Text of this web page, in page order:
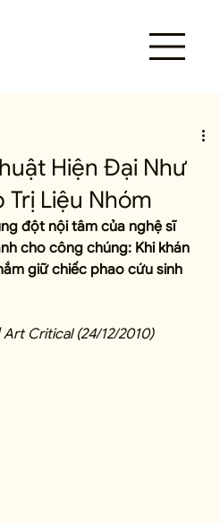
Hiện Đại Như
Trị Liệu Nhóm
đột nội tâm của nghệ sĩ
cho công chúng: Khi khán
giữ chiếc phao cứu sinh
Critical (24/12/2010)